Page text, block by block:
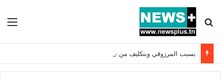
بحث عن